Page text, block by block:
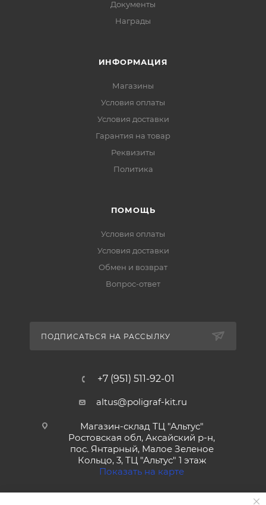
Документы
Награды
ИНФОРМАЦИЯ
Магазины
Условия оплаты
Условия доставки
Гарантия на товар
Реквизиты
Политика
ПОМОЩЬ
Условия оплаты
Условия доставки
Обмен и возврат
Вопрос-ответ
ПОДПИСАТЬСЯ НА РАССЫЛКУ
+7 (951) 511-92-01
altus@poligraf-kit.ru
Магазин-склад ТЦ "Альтус"
Ростовская обл, Аксайский р-н,
пос. Янтарный, Малое Зеленое
Кольцо, 3, ТЦ "Альтус" 1 этаж
Показать на карте